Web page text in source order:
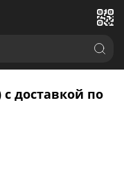
с доставкой по